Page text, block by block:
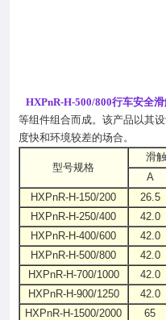
HXPnR-H-500/800行车安全
等组件组合而成。该产品以其
度快和环境较差的场合。
型号规格
滑
A
HXPnR-H-150/200
26.5
HXPnR-H-250/400
42.0
HXPnR-H-400/600
42.0
HXPnR-H-500/800
42.0
HXPnR-H-700/1000
42.0
HXPnR-H-900/1250
42.0
HXPnR-H-1500/2000
65